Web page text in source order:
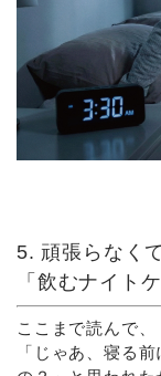
5. 頑張らなく
「飲むナイト
ここまで読んで、
「じゃあ、寝る